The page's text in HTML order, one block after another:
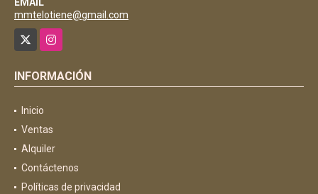
EMAIL
mmtelotiene@gmail.com
Instagram
INFORMACIÓN
Inicio
Ventas
Alquiler
Contáctenos
Políticas de privacidad